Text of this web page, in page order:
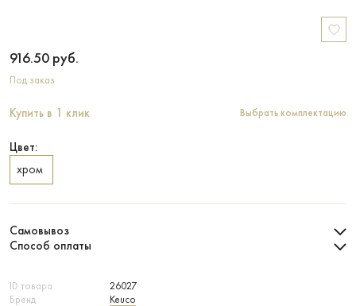
ID товара
26027
Бренд
Keuco
916.50 руб.
Под заказ
Купить в 1 клик Выбрать комплектацию
Цвет:
хром
Самовывоз
Способ оплаты